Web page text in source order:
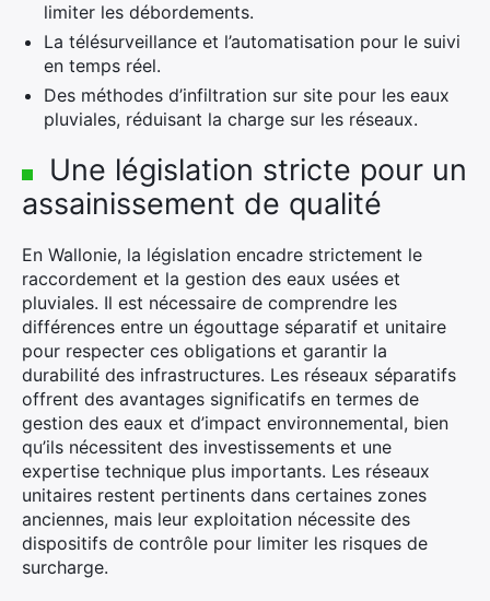
limiter les débordements.
La télésurveillance et l’automatisation pour le suivi
en temps réel.
Des méthodes d’infiltration sur site pour les eaux
pluviales, réduisant la charge sur les réseaux.
Une législation stricte pour un
assainissement de qualité
En Wallonie, la législation encadre strictement le
raccordement et la gestion des eaux usées et
pluviales. Il est nécessaire de comprendre les
différences entre un égouttage séparatif et unitaire
pour respecter ces obligations et garantir la
durabilité des infrastructures. Les réseaux séparatifs
offrent des avantages significatifs en termes de
gestion des eaux et d’impact environnemental, bien
qu’ils nécessitent des investissements et une
expertise technique plus importants. Les réseaux
unitaires restent pertinents dans certaines zones
anciennes, mais leur exploitation nécessite des
dispositifs de contrôle pour limiter les risques de
surcharge.